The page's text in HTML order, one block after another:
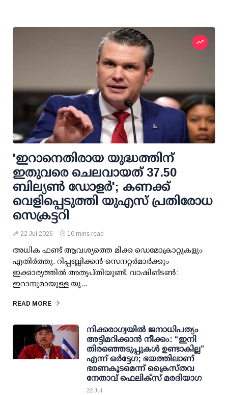
'ഇറാനെതിരായ യുദ്ധത്തിന്
ഇതുവരെ ചെലവായത് 37.50
ബില്യണ്‍ ഡോളര്‍'; കണക്ക്
വെളിപ്പെടുത്തി യുഎസ് പ്രതിരോധ
സെക്രട്ടറി
22 Jul 2026 10 mins read
അധിക ഫണ്ട് ആവശ്യത്തെ മിക്ക ഡെമോക്രാറ്റുകളും
എതിര്‍ത്തു. റിപ്പബ്ലിക്കന്‍ സെനറ്റര്‍മാര്‍ക്കും
ഇക്കാര്യത്തില്‍ അതൃപ്തിയുണ്ട്. വാഷിങ്ടണ്‍:
ഇറാനുമായുള്ള യു...
READ MORE
നിക്കരാഗ്വയിൽ ജനാധിപത്യം
അട്ടിമറിക്കാൻ നീക്കം: “ഇനി
തിരഞ്ഞെടുപ്പുകൾ ഉണ്ടാകില്ല”
എന്ന് ഒർട്ടേഗ; ഭയത്തിലാണ്
ഭരണകൂടമെന്ന് ക്രൈസ്തവ
നേതാവ് ഫെലിക്സ് മരദിയാഗ
22 Jul